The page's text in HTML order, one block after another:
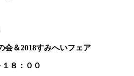
会＆2018すみへいフェア
８：００